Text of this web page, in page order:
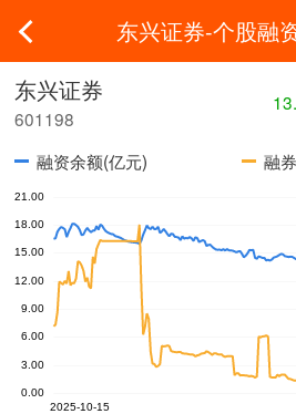
东兴证券-个股融
东兴证券
601198
融资余额(亿元) 融